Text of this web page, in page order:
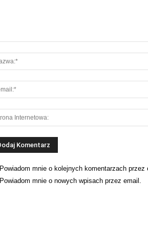
Powiadom mnie o kolejnych komentarzach przez
Powiadom mnie o nowych wpisach przez email.